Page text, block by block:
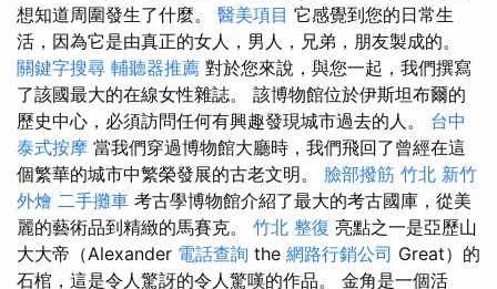
想知道周圍發生了什麼。 醫美項目 它感覺到您的日常生
活，因為它是由真正的女人，男人，兄弟，朋友製成的。
關鍵字搜尋 輔聽器推薦 對於您來說，與您一起，我們撰寫
了該國最大的在線女性雜誌。 該博物館位於伊斯坦布爾的
歷史中心，必須訪問任何有興趣發現城市過去的人。 台中
泰式按摩 當我們穿過博物館大廳時，我們飛回了曾經在這
個繁華的城市中繁榮發展的古老文明。 臉部撥筋 竹北 新竹
外燴 二手攤車 考古學博物館介紹了最大的考古國庫，從美
麗的藝術品到精緻的馬賽克。 竹北 整復 亮點之一是亞歷山
大大帝（Alexander 電話查詢 the 網路行銷公司 Great）的
石棺，這是令人驚訝的令人驚嘆的作品。 金角是一個活